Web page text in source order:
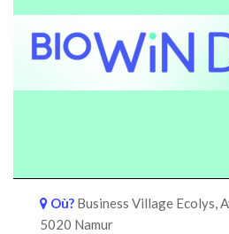
Où? Business Village Ecolys,
5020 Namur